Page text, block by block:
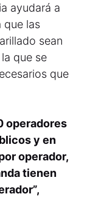
ayudará a
que las
sean
que se
que
operadores
y en
operador,
tienen